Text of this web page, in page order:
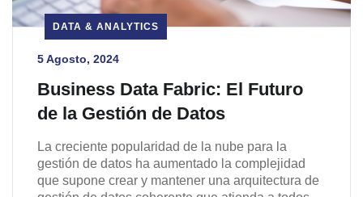
DATA & ANALYTICS
5 Agosto, 2024
Business Data Fabric: El Futuro
de la Gestión de Datos
La creciente popularidad de la nube para la
gestión de datos ha aumentado la complejidad
que supone crear y mantener una arquitectura de